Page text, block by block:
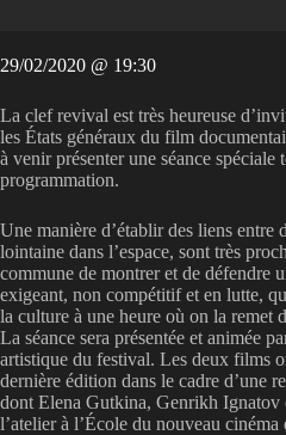
29/02/2020 @ 19:30
La clef revival est très heureuse
les États généraux du film
à venir présenter une séance
programmation.
Une manière d’établir des liens
lointaine dans l’espace, sont très
commune de montrer et de défendre
exigeant, non compétitif et en lutte,
la culture à une heure où on la remet
La séance sera présentée et animée
artistique du festival. Les deux films
dernière édition dans le cadre d’une
dont Elena Gutkina, Genrikh
l’atelier à l’École du nouveau cinéma